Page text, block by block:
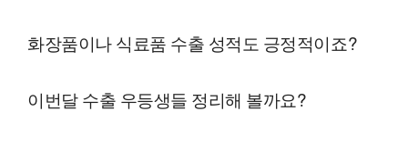
화장품이나 식료품 수출 성적도 긍정적이죠?
이번달 수출 우등생들 정리해 볼까요?